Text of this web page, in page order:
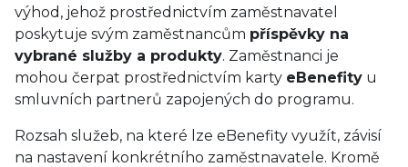
výhod, jehož prostřednictvím zaměstnavatel
poskytuje svým zaměstnancům příspěvky na
vybrané služby a produkty. Zaměstnanci je
mohou čerpat prostřednictvím karty eBenefity u
smluvních partnerů zapojených do programu.
Rozsah služeb, na které lze eBenefity využít, závisí
na nastavení konkrétního zaměstnavatele. Kromě